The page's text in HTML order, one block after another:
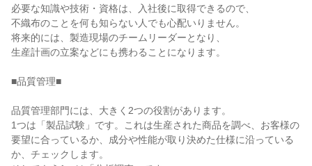
必要な知識や技術・資格は、入社後に取得できるので、
不織布のことを何も知らない人でも心配いりません。
将来的には、製造現場のチームリーダーとなり、
生産計画の立案などにも携わることになります。
■品質管理■
品質管理部門には、大きく2つの役割があります。
1つは「製品試験」です。これは生産された商品を調べ、お客様の
要望に合っているか、成分や性能が取り決めた仕様に沿っている
か、チェックします。